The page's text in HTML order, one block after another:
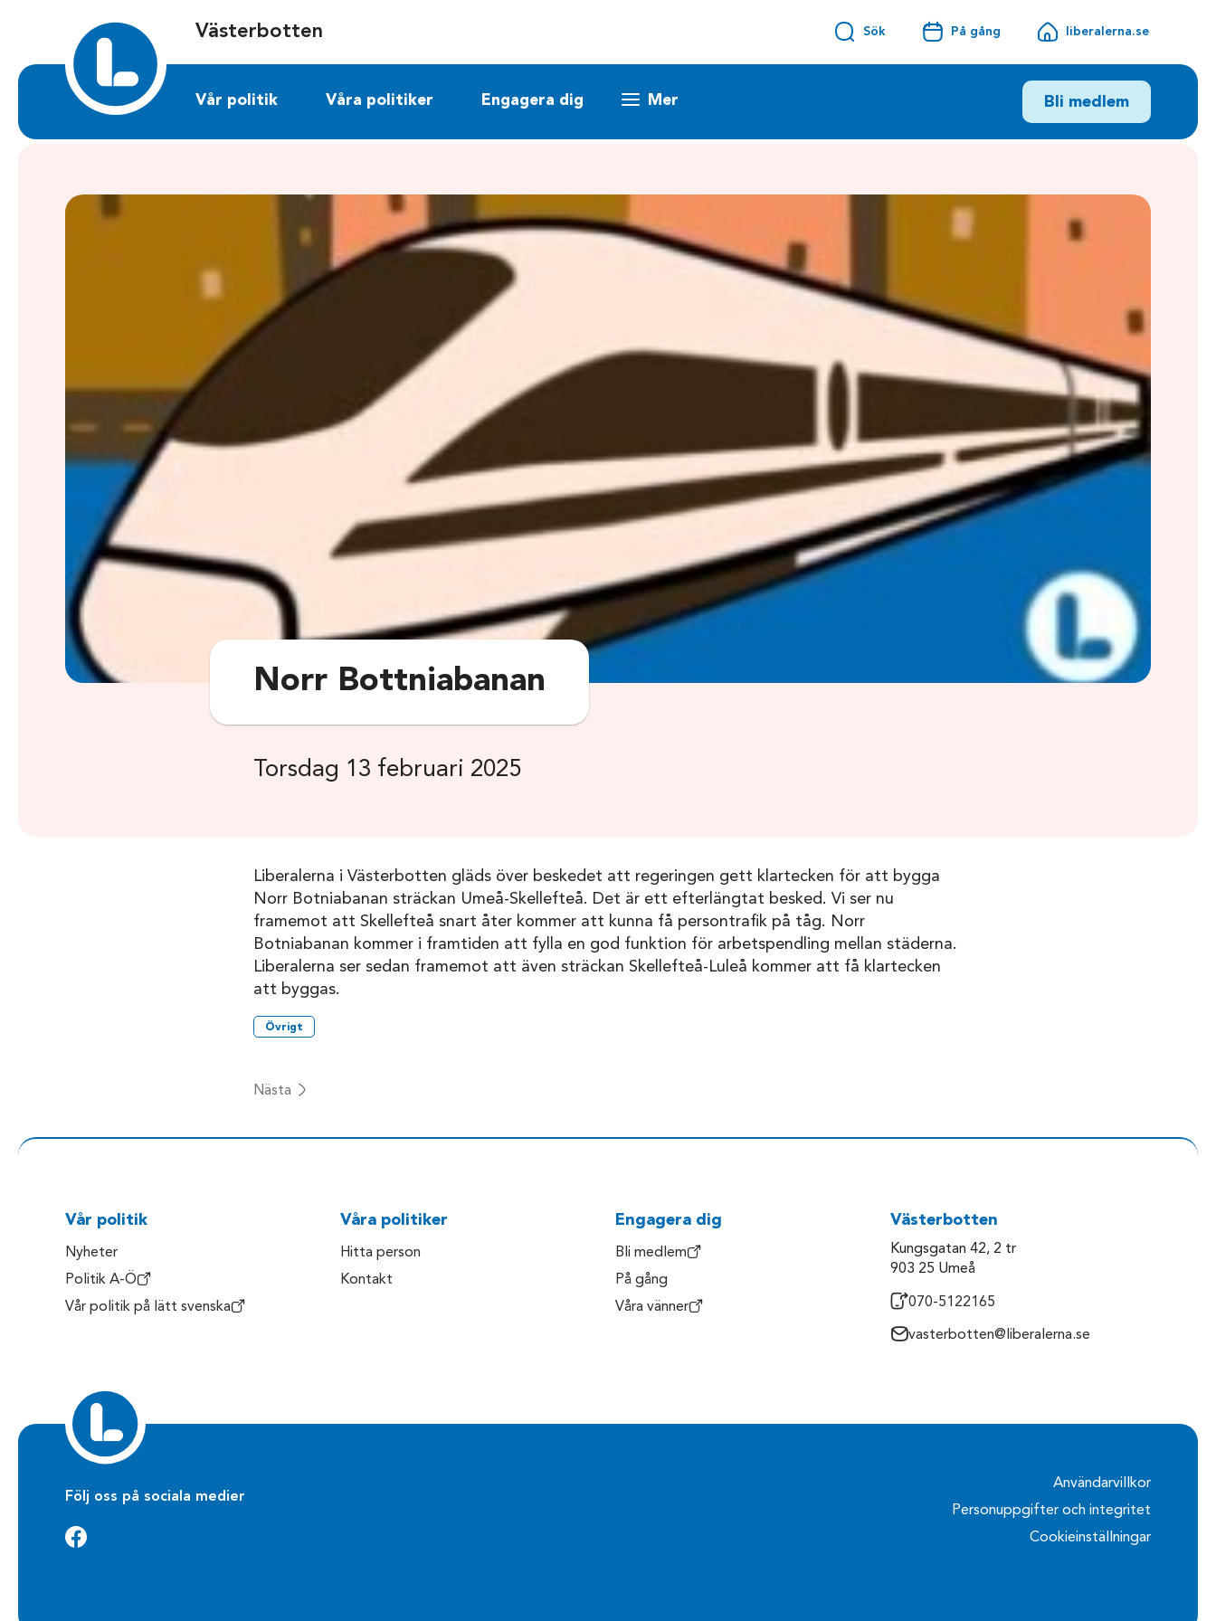
Västerbotten Sök På gång liberalerna.se
Vår politik Våra politiker Engagera dig Mer Bli medlem
Norr Bottniabanan
Torsdag 13 februari 2025
Liberalerna i Västerbotten gläds över beskedet att regeringen gett klartecken för att bygga
Norr Botniabanan sträckan Umeå-Skellefteå. Det är ett efterlängtat besked. Vi ser nu
framemot att Skellefteå snart åter kommer att kunna få persontrafik på tåg. Norr
Botniabanan kommer i framtiden att fylla en god funktion för arbetspendling mellan städerna.
Liberalerna ser sedan framemot att även sträckan Skellefteå-Luleå kommer att få klartecken
att byggas.
Övrigt
Nästa
Vår politik
Nyheter
Politik A-Ö
Vår politik på lätt svenska
Våra politiker
Hitta person
Kontakt
Engagera dig
Bli medlem
På gång
Våra vänner
Västerbotten
Kungsgatan 42, 2 tr
903 25 Umeå
070-5122165
vasterbotten@liberalerna.se
Följ oss på sociala medier
Användarvillkor
Personuppgifter och integritet
Cookieinställningar